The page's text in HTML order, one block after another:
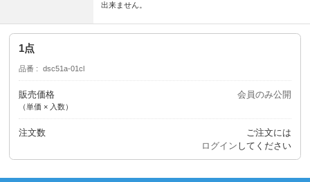
出来ません。
1点
品番 dsc51a-01cl
販売価格
（単価 × 入数）
会員のみ公開
注文数
ご注文には
ログイン してください